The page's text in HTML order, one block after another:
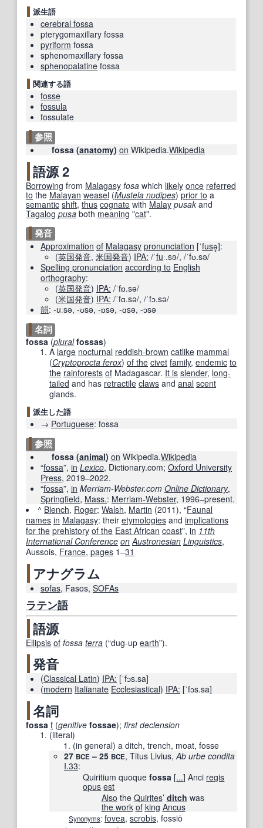
派生語
cerebral fossa
pterygomaxillary fossa
pyriform fossa
sphenomaxillary fossa
sphenopalatine fossa
関連する語
fosse
fossula
fossulate
参照
fossa (anatomy) on Wikipedia.Wikipedia
語源 2
Borrowing from Malagasy fosa which likely once referred
to the Malayan weasel (Mustela nudipes)prior to a
semantic shift, thus cognate with Malay pusak and
Tagalog pusa both meaning "cat".
発音
Approximation of Malagasy pronunciation [ˈfusə̥]:
(英国発音, 米国発音) IPA: /ˈfuː.sə/, /ˈfʊ.sə/
Spelling pronunciation according to English
orthography:
(英国発音) IPA: /ˈfɒ.sə/
(米国発音) IPA: /ˈfɑ.sə/, /ˈfɔ.sə/
韻: -uːsə, -ʊsə, -ɒsə, -ɑsə, -ɔsə
名詞
fossa (plural fossas)
A large nocturnal reddish-brown catlike mammal
(Cryptoprocta ferox) of the civet family, endemic to
the rainforests of Madagascar. It is slender, long-
tailed and has retractile claws and anal scent
glands.
派生した語
→ Portuguese: fossa
参照
fossa (animal) on Wikipedia.Wikipedia
“fossa”, in Lexico, Dictionary.com; Oxford University
Press, 2019–2022.
“fossa”, in Merriam-Webster.com Online Dictionary,
Springfield, Mass.: Merriam-Webster, 1996–present.
^ Blench, Roger; Walsh, Martin (2011), “Faunal
names in Malagasy: their etymologies and implications
for the prehistory of the East African coast”, in 11th
International Conference on Austronesian Linguistics‎,
Aussois, France, pages 1–31
アナグラム
sofas, Fasos, SOFAs
ラテン語
語源
Ellipsis of fossa terra (“dug-up earth”).
発音
(Classical Latin) IPA: [ˈfɔs.sa]
(modern Italianate Ecclesiastical) IPA: [ˈfɔs.sa]
名詞
fossa f (genitive fossae); first declension
(literal)
(in general) a ditch, trench, moat, fosse
27 BCE– 25 BCE, Titus Livius, Ab urbe condita
I.33:
Quiritium quoque fossa [...]Anci regis
opus est
Also the Quirites’ ditch was
the work of king Ancus
Synonyms: fovea, scrobis, fossiō